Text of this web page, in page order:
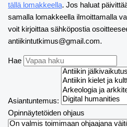
tällä lomakkeella. Jos haluat
samalla lomakkeella ilmoittamalla
voit kirjoittaa sähköpostia
antiikintutkimus@gmail.com.
Hae
Asiantuntemus:
Opinnäytetöiden ohjaus